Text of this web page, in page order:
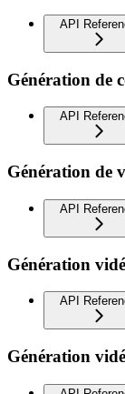
API
Génération de
API
Génération de
API
Génération
API
Génération